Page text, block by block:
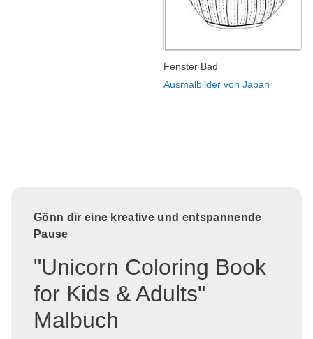
Fenster Bad
Ausmalbilder von Japan
Gönn dir eine kreative und entspannende
Pause
"Unicorn Coloring Book
for Kids & Adults"
Malbuch